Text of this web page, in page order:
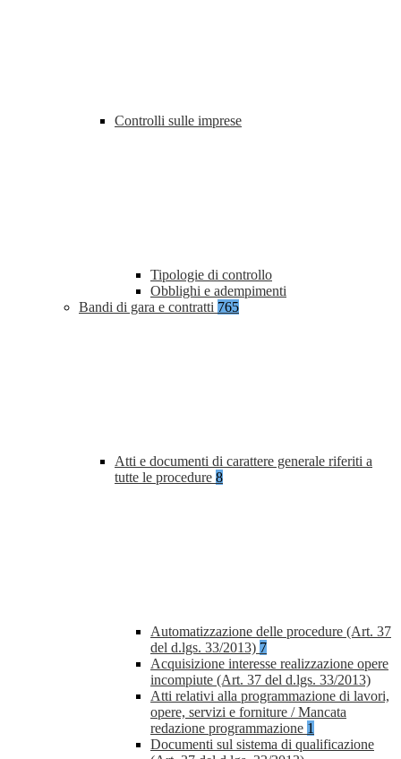
Controlli sulle imprese
Tipologie di controllo
Obblighi e adempimenti
Bandi di gara e contratti 765
Atti e documenti di carattere generale riferiti a
tutte le procedure 8
Automatizzazione delle procedure (Art. 37
del d.lgs. 33/2013) 7
Acquisizione interesse realizzazione opere
incompiute (Art. 37 del d.lgs. 33/2013)
Atti relativi alla programmazione di lavori,
opere, servizi e forniture / Mancata
redazione programmazione 1
Documenti sul sistema di qualificazione